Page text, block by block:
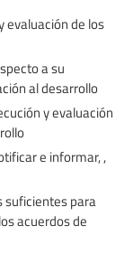
evaluación de los
a su
al desarrollo
y evaluación
e informar, ,
suficientes para
acuerdos de